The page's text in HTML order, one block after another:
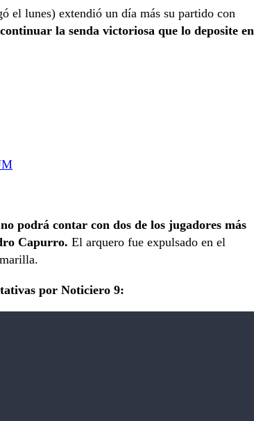
el lunes) extendió un día más su partido con
continuar la senda victoriosa que lo deposite en
no podrá contar con dos de los jugadores más
Capurro. El arquero fue expulsado en el
por Noticiero 9: